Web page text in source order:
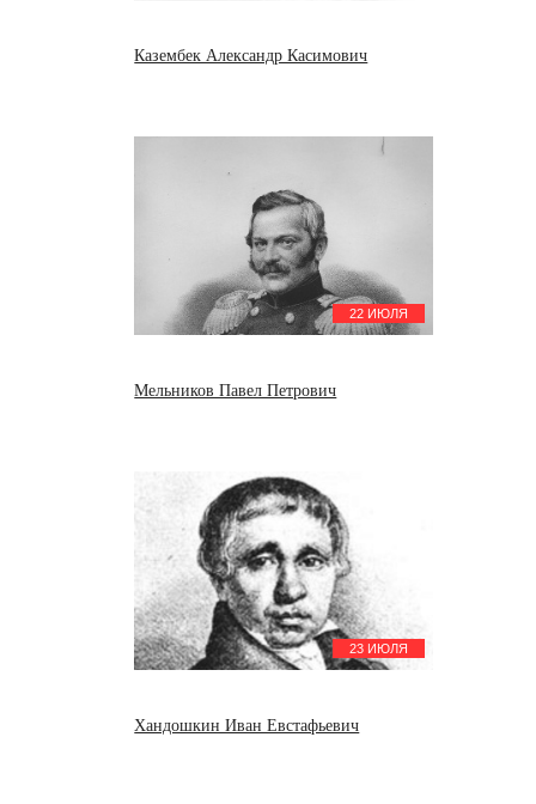
Казембек Александр Касимович
22 ИЮЛЯ
Мельников Павел Петрович
23 ИЮЛЯ
Хандошкин Иван Евстафьевич